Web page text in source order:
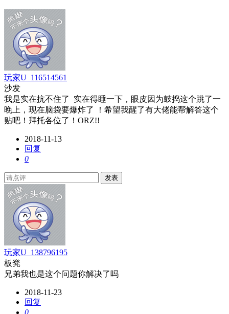
玩家U_116514561
沙发
我是实在抗不住了 实在得睡一下，眼皮因为鼓捣这个跳了一
晚上，现在脑袋要爆炸了 ！希望我醒了有大佬能帮解答这个
贴吧！拜托各位了！ORZ!!
2018-11-13
回复
0
发表
玩家U_138796195
板凳
兄弟我也是这个问题你解决了吗
2018-11-23
回复
0